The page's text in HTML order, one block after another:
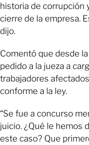
historia de corrupción
cierre de la empresa.
dijo.
Comentó que desde
pedido a la jueza a
trabajadores
conforme a la ley.
“Se fue a concurso
juicio. ¿Qué le hemos
este caso? Que